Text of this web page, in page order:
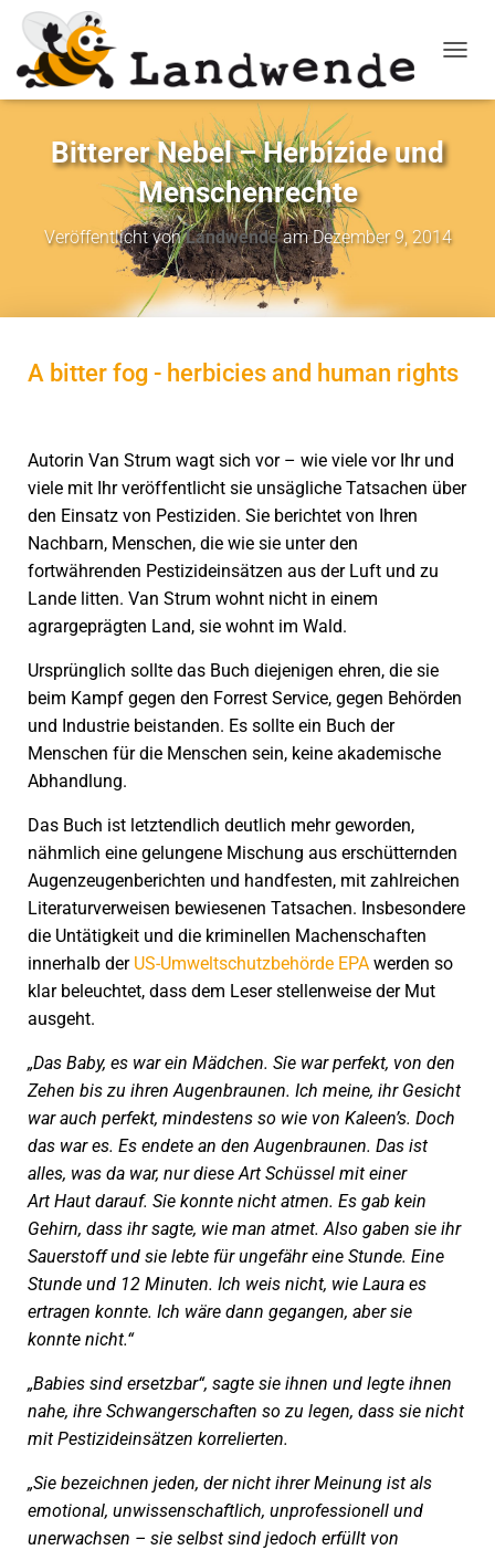
Bitterer Nebel – Herbizide und
Menschenrechte
Veröffentlicht vonLandwendeamDezember 9, 2014
A bitter fog - herbicies and human rights
Autorin Van Strum wagt sich vor – wie viele vor Ihr und
viele mit Ihr veröffentlicht sie unsägliche Tatsachen über
den Einsatz von Pestiziden. Sie berichtet von Ihren
Nachbarn, Menschen, die wie sie unter den
fortwährenden Pestizideinsätzen aus der Luft und zu
Lande litten. Van Strum wohnt nicht in einem
agrargeprägten Land, sie wohnt im Wald.
Ursprünglich sollte das Buch diejenigen ehren, die sie
beim Kampf gegen den Forrest Service, gegen Behörden
und Industrie beistanden. Es sollte ein Buch der
Menschen für die Menschen sein, keine akademische
Abhandlung.
Das Buch ist letztendlich deutlich mehr geworden,
nähmlich eine gelungene Mischung aus erschütternden
Augenzeugenberichten und handfesten, mit zahlreichen
Literaturverweisen bewiesenen Tatsachen. Insbesondere
die Untätigkeit und die kriminellen Machenschaften
innerhalb der US-Umweltschutzbehörde EPA werden so
klar beleuchtet, dass dem Leser stellenweise der Mut
ausgeht.
„Das Baby, es war ein Mädchen. Sie war perfekt, von den
Zehen bis zu ihren Augenbraunen. Ich meine, ihr Gesicht
war auch perfekt, mindestens so wie von Kaleen’s. Doch
das war es. Es endete an den Augenbraunen. Das ist
alles, was da war, nur diese Art Schüssel mit einer
Art Haut darauf. Sie konnte nicht atmen. Es gab kein
Gehirn, dass ihr sagte, wie man atmet. Also gaben sie ihr
Sauerstoff und sie lebte für ungefähr eine Stunde. Eine
Stunde und 12 Minuten. Ich weis nicht, wie Laura es
ertragen konnte. Ich wäre dann gegangen, aber sie
konnte nicht.“
„Babies sind ersetzbar“, sagte sie ihnen und legte ihnen
nahe, ihre Schwangerschaften so zu legen, dass sie nicht
mit Pestizideinsätzen korrelierten.
„Sie bezeichnen jeden, der nicht ihrer Meinung ist als
emotional, unwissenschaftlich, unprofessionell und
unerwachsen – sie selbst sind jedoch erfüllt von